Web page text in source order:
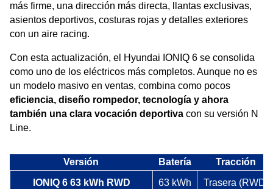
más firme, una dirección más directa, llantas exclusivas,
asientos deportivos, costuras rojas y detalles exteriores
con un aire racing.
Con esta actualización, el Hyundai IONIQ 6 se consolida
como uno de los eléctricos más completos. Aunque no es
un modelo masivo en ventas, combina como pocos
eficiencia, diseño rompedor, tecnología y ahora
también una clara vocación deportiva con su versión N
Line.
Versión Batería
Tracción
IONIQ 6 63 kWh RWD
63 kWh Trasera (RWD)